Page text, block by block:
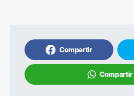
Compartir
Compartir